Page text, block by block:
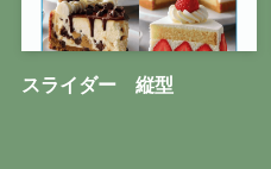
スライダー 縦型